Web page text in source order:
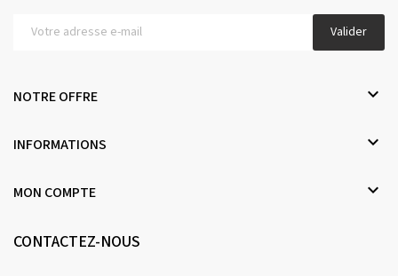
Valider
NOTRE OFFRE 
INFORMATIONS 
MON COMPTE 
CONTACTEZ-NOUS